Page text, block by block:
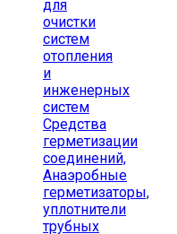
для
очистки
систем
отопления
и
инженерных
систем
Средства
герметизации
соединений,
Анаэробные
герметизаторы,
уплотнители
трубных